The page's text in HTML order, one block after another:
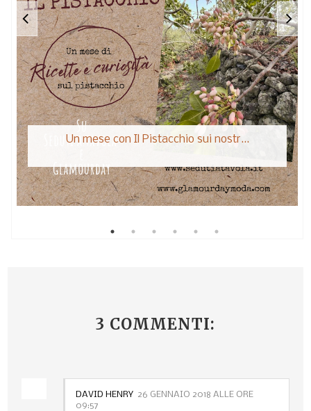
Un mese con Il Pistacchio sui nostr...
3 COMMENTI:
DAVID HENRY 26 GENNAIO 2018 ALLE ORE
09:57